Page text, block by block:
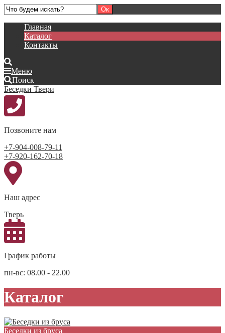
Главная
Каталог
Контакты
Меню
Поиск
Беседки Твери
Позвоните нам
+7-904-008-79-11
+7-920-162-70-18
Наш адрес
Тверь
График работы
пн-вс: 08.00 - 22.00
Каталог
Беседки из бруса